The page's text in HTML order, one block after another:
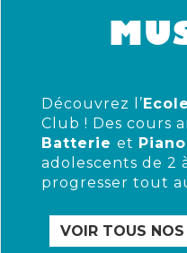
Découvrez l’
Club ! Des cours
Batterie et Piano
adolescents de 2
progresser tout
VOIR TOUS